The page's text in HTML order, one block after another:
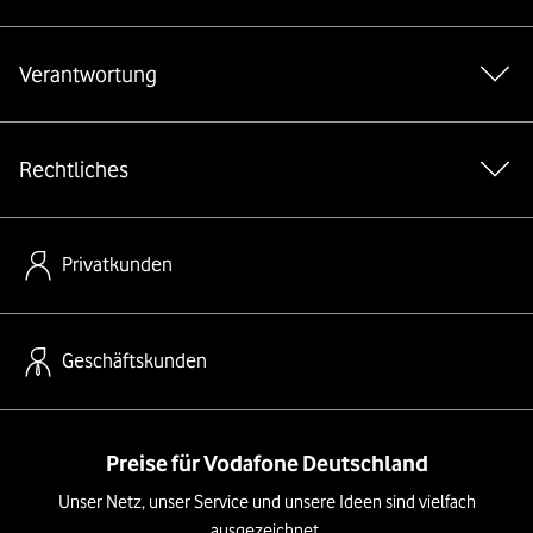
Verantwortung
Rechtliches
Privatkunden
Geschäftskunden
Preise für Vodafone Deutschland
Unser Netz, unser Service und unsere Ideen sind vielfach